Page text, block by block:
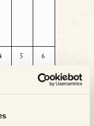
Veranstaltungen,
0
Veranstaltungen,
5
0
Veranstaltungen,
6